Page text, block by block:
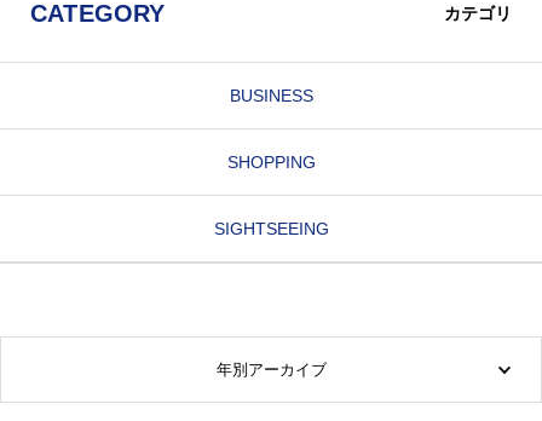
CATEGORY カテゴリ
BUSINESS
SHOPPING
SIGHTSEEING
年別アーカイブ